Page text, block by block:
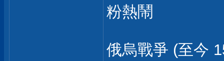
粉熱鬧
俄烏戰爭 (至今